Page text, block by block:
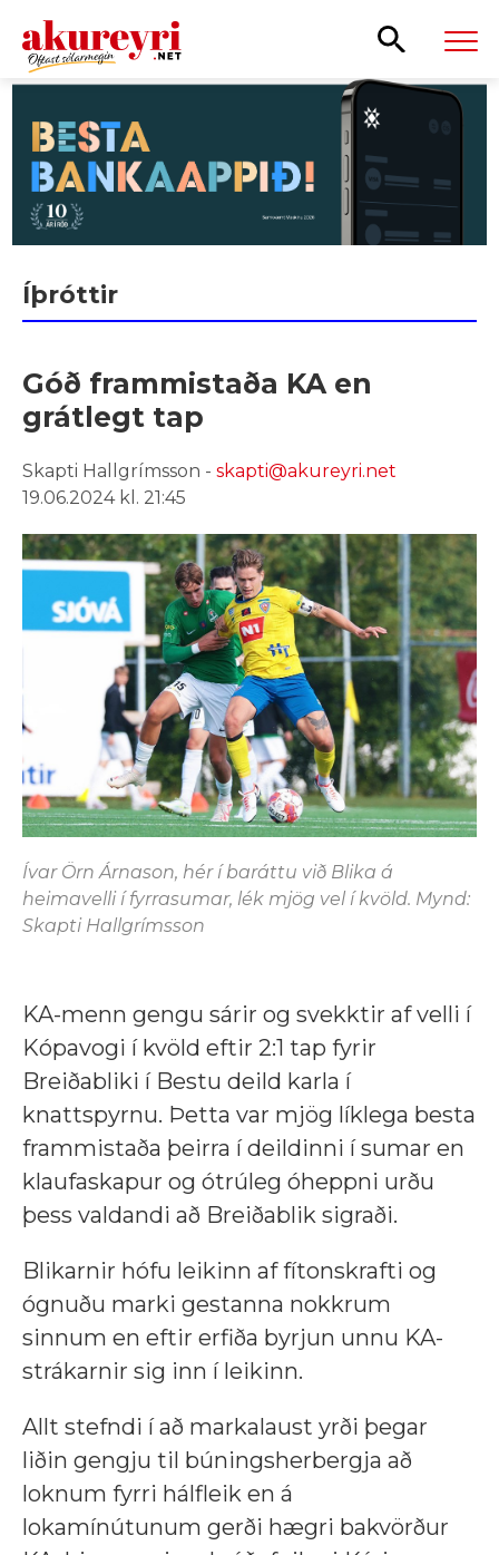
Íþróttir
Góð frammistaða KA en
grátlegt tap
Skapti Hallgrímsson - skapti@akureyri.net
19.06.2024 kl. 21:45
Ívar Örn Árnason, hér í baráttu við Blika á
heimavelli í fyrrasumar, lék mjög vel í kvöld. Mynd:
Skapti Hallgrímsson
KA-menn gengu sárir og svekktir af velli í
Kópavogi í kvöld eftir 2:1 tap fyrir
Breiðabliki í Bestu deild karla í
knattspyrnu. Þetta var mjög líklega besta
frammistaða þeirra í deildinni í sumar en
klaufaskapur og ótrúleg óheppni urðu
þess valdandi að Breiðablik sigraði.
Blikarnir hófu leikinn af fítonskrafti og
ógnuðu marki gestanna nokkrum
sinnum en eftir erfiða byrjun unnu KA-
strákarnir sig inn í leikinn.
Allt stefndi í að markalaust yrði þegar
liðin gengju til búningsherbergja að
loknum fyrri hálfleik en á
lokamínútunum gerði hægri bakvörður